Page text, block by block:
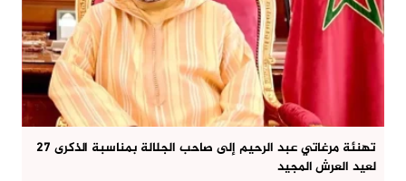
تهنئة مرغاتي عبد الرحيم إلى صاحب الجلالة بمناسبة الذكرى 27
لعيد العرش المجيد